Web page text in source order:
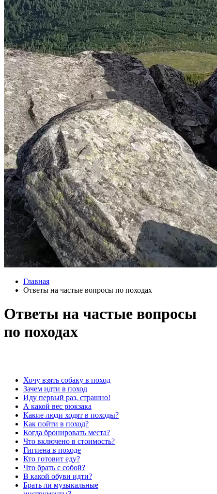
Главная
Ответы на частые вопросы по походах
Ответы на частые вопросы
по походах
Хочу взять собаку в поход
Зачем идти в поход
Иду первый раз, страшно!
А какой вес рюкзака
Какие люди ходят в походы?
Как пойти в поход?
Когда бронировать места?
Что включено в стоимость?
Гигиена в походе
Кто готовит еду?
Что брать с собой?
В какой обуви идти?
Брать ли музыкальные